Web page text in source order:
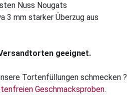
Nuss Nougats
3 mm starker Überzug aus
geeignet.
Tortenfüllungen schmecken ?
Geschmacksproben.